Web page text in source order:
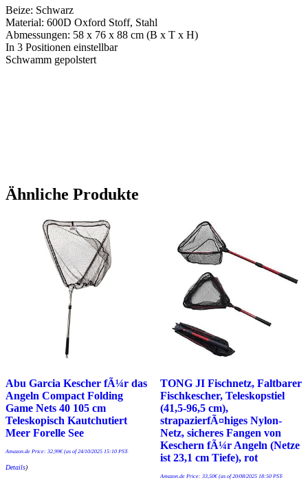
Beize: Schwarz
Material: 600D Oxford Stoff, Stahl
Abmessungen: 58 x 76 x 88 cm (B x T x H)
In 3 Positionen einstellbar
Schwamm gepolstert
Ähnliche Produkte
Abu Garcia Kescher fÃ¼r das
Angeln Compact Folding
Game Nets 40 105 cm
Teleskopisch Kautchutiert
Meer Forelle See
Amazon.de Price: 32,99€(as of 24/10/2025 15:10 PST-
Details)
TONG JI Fischnetz, Faltbarer
Fischkescher, Teleskopstiel
(41,5-96,5 cm),
strapazierfÃ¤higes Nylon-
Netz, sicheres Fangen von
Keschern fÃ¼r Angeln (Netze
ist 23,1 cm Tiefe), rot
Amazon.de Price: 33,50€(as of 20/08/2025 18:50 PST-